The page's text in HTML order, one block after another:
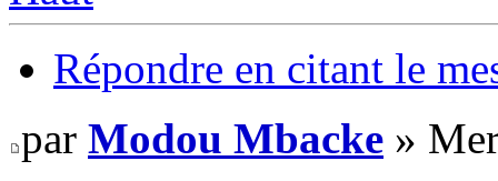
Répondre en citant le
par Modou Mbacke »